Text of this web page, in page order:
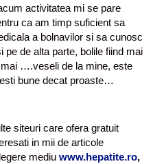
activitatea mi se pare
ca am timp suficient sa
a bolnavilor si sa cunosc
pe de alta parte, bolile fiind mai
….veseli de la mine, este
bune decat proaste…
siteuri care ofera gratuit
in mii de articole
mediu www.hepatite.ro,